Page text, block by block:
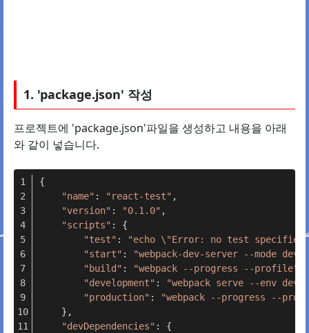
1. 'package.json' 작성
프로젝트에 'package.json'파일을 생성하고 내용을 아래
와 같이 넣습니다.
{
"name" : "react-test" ,
"version" : "0.1.0" ,
"scripts" : {
"test" :
"echo \"Error: no test
"start" :
"webpack-dev-server --mode
"build" : "webpack --progress --profile"
"development" :
"webpack serve --env
"production" :
"webpack --progress --
    },
"devDependencies" : {